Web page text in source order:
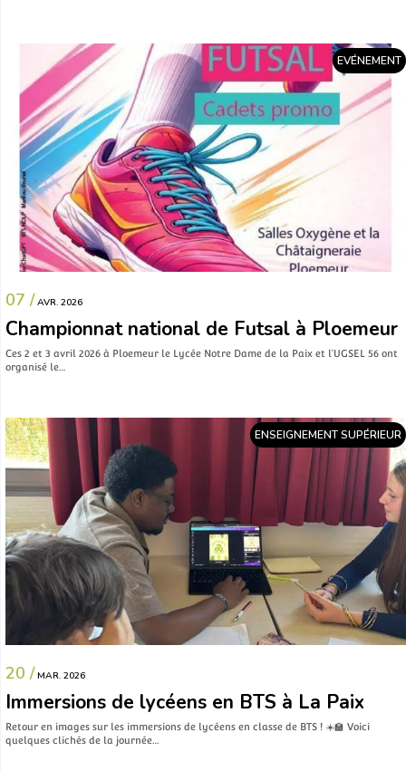
EVÉNEMENT
07 / AVR. 2026
Championnat national de Futsal à Ploemeur
Ces 2 et 3 avril 2026 à Ploemeur le Lycée Notre Dame de la Paix et l’UGSEL 56 ont
organisé le…
ENSEIGNEMENT SUPÉRIEUR
20 / MAR. 2026
Immersions de lycéens en BTS à La Paix
Retour en images sur les immersions de lycéens en classe de BTS ! ☀️🏫 Voici
quelques clichés de la journée…